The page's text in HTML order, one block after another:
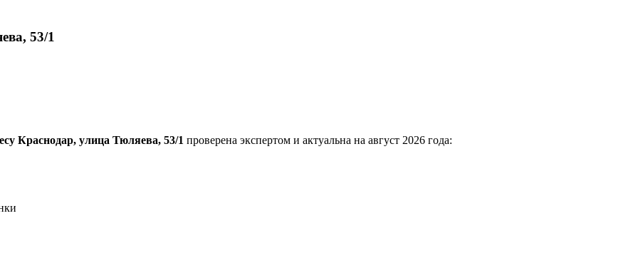
53/1
Краснодар, улица Тюляева, 53/1 проверена экспертом и актуальна на август 2026 года: